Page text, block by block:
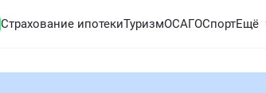
Страхование ипотекиТуризмОСАГОСпортЕщё